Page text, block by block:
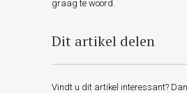
graag te woord.
Dit artikel delen
Vindt u dit artikel interessant?